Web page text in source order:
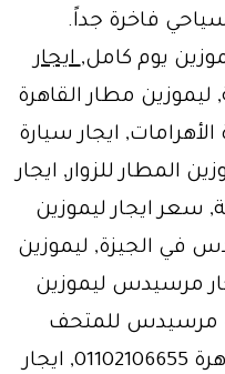
فاخرة جداً.
يوم كامل,ايجار
ليموزين مطار القاهرة
الأهرامات, ايجار سيارة
المطار للزوار, ايجار
سعر ايجار ليموزين
في الجيزة, ليموزين
مرسيدس ليموزين
مرسيدس للمتحف
المصري, ليموزين مطار القاهرة 01102106655, ايجار